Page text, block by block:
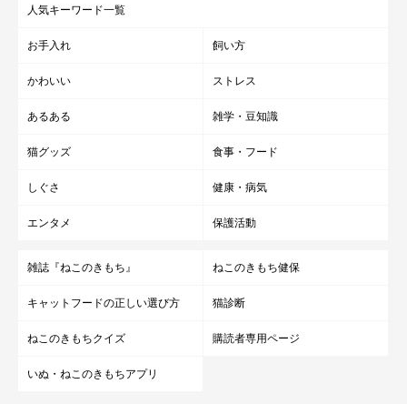
人気キーワード一覧
お手入れ 飼い方
かわいい ストレス
あるある 雑学・豆知識
猫グッズ 食事・フード
しぐさ 健康・病気
エンタメ 保護活動
雑誌『ねこのきもち』 ねこのきもち健保
キャットフードの正しい選び方 猫診断
ねこのきもちクイズ 購読者専用ページ
いぬ・ねこのきもちアプリ